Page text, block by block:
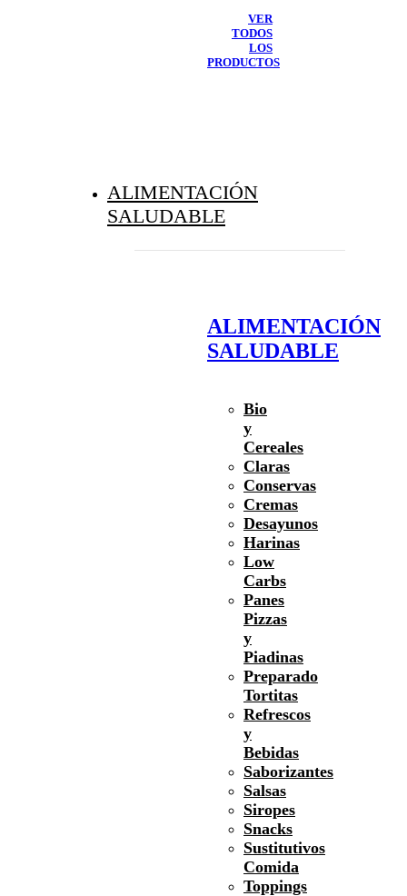
VER
TODOS
LOS
PRODUCTOS
ALIMENTACIÓN
SALUDABLE
ALIMENTACIÓN
SALUDABLE
Bio
y
Cereales
Claras
Conservas
Cremas
Desayunos
Harinas
Low
Carbs
Panes
Pizzas
y
Piadinas
Preparado
Tortitas
Refrescos
y
Bebidas
Saborizantes
Salsas
Siropes
Snacks
Sustitutivos
Comida
Toppings